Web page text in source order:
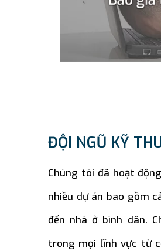
ĐỘI NGŨ KỸ
Chúng tôi đã hoạt
nhiều dự án bao gồm
đến nhà ở bình dân.
trong mọi lĩnh vực từ